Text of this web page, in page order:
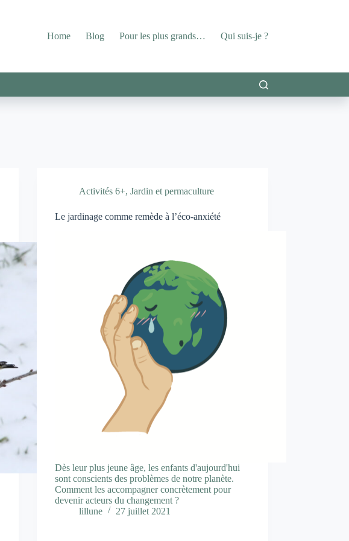
Home Blog Pour les plus grands… Qui suis-je ?
Activités 6+,Jardin et permaculture
Le jardinage comme remède à l’éco-anxiété
Dès leur plus jeune âge, les enfants d'aujourd'hui
sont conscients des problèmes de notre planète.
Comment les accompagner concrètement pour
devenir acteurs du changement ?
lillune
27 juillet 2021